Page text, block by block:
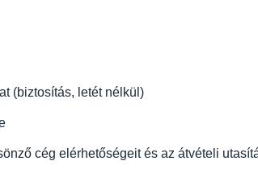
(biztosítás, letét nélkül)
cég elérhetőségeit és az átvételi